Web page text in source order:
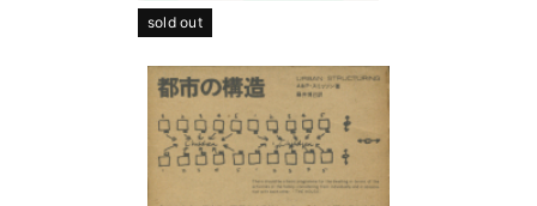
sold out